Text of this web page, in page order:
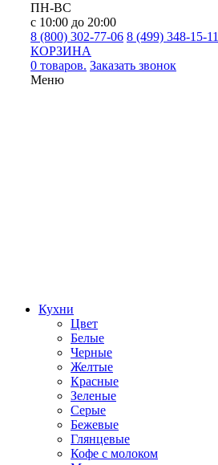
ПН-ВС
с 10:00 до 20:00
8 (800) 302-77-06 8 (499) 348-15-11
КОРЗИНА
0 товаров. Заказать звонок
Меню
Кухни
Цвет
Белые
Черные
Желтые
Красные
Зеленые
Серые
Бежевые
Глянцевые
Кофе с молоком